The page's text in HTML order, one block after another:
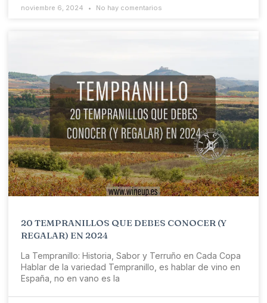
noviembre 6, 2024 No hay comentarios
20 TEMPRANILLOS QUE DEBES CONOCER (Y
REGALAR) EN 2024
La Tempranillo: Historia, Sabor y Terruño en Cada Copa
Hablar de la variedad Tempranillo, es hablar de vino en
España, no en vano es la